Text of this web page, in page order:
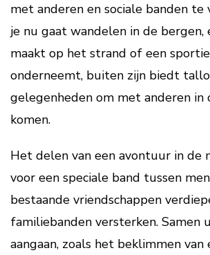
met anderen en sociale banden te
je nu gaat wandelen in de bergen,
maakt op het strand of een
onderneemt, buiten zijn biedt
gelegenheden om met anderen in
komen.
Het delen van een avontuur in de
voor een speciale band tussen
bestaande vriendschappen
familiebanden versterken. Samen
aangaan, zoals het beklimmen